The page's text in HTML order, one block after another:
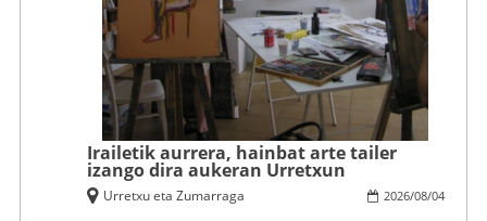
Irailetik aurrera, hainbat arte tailer
izango dira aukeran Urretxun
2026/08/04
Urretxu eta Zumarraga